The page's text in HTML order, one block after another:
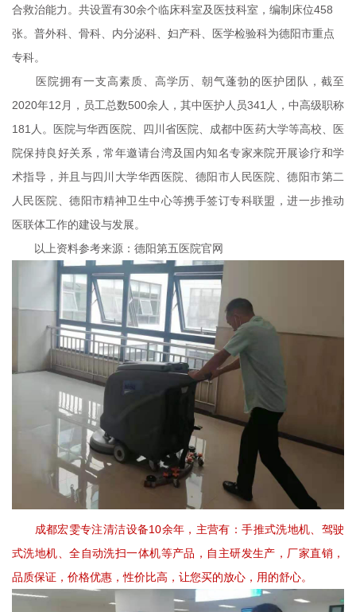
合救治能力。共设置有30余个临床科室及医技科室，编制床位458
张。普外科、骨科、内分泌科、妇产科、医学检验科为德阳市重点
专科。
医院拥有一支高素质、高学历、朝气蓬勃的医护团队，截至
2020年12月，员工总数500余人，其中医护人员341人，中高级职称
181人。医院与华西医院、四川省医院、成都中医药大学等高校、医
院保持良好关系，常年邀请台湾及国内知名专家来院开展诊疗和学
术指导，并且与四川大学华西医院、德阳市人民医院、德阳市第二
人民医院、德阳市精神卫生中心等携手签订专科联盟，进一步推动
医联体工作的建设与发展。
以上资料参考来源： 德阳第五医院官网
成都宏雯专注清洁设备10余年，主营有：手推式洗地机、驾驶
式洗地机、全自动洗扫一体机等产品，自主研发生产，厂家直销，
品质保证，价格优惠，性价比高，让您买的放心，用的舒心。